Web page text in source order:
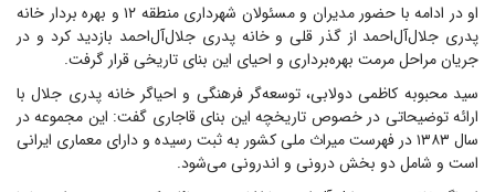
او در ادامه با حضور مدیران و مسئولان شهرداری منطقه ۱۲ و بهره بردار خانه
پدری جلال‌آل‌احمد از گذر قلی و خانه پدری جلال‌آل‌احمد بازدید کرد و در
جریان مراحل مرمت بهره‌برداری و احیای این بنای تاریخی قرار گرفت.
سید محبوبه کاظمی دولابی، توسعه‌گر فرهنگی و احیاگر خانه پدری جلال با
ارائه توضیحاتی در خصوص تاریخچه این بنای قاجاری گفت: این مجموعه در
سال ۱۳۸۳ در فهرست میراث ملی کشور به ثبت رسیده و دارای معماری ایرانی
است و شامل دو بخش درونی و اندرونی می‌شود.